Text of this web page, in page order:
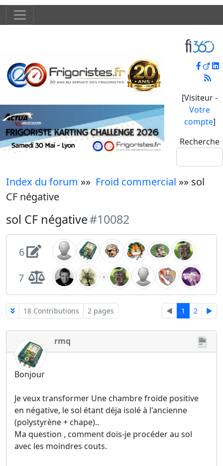
[Visiteur -
Votre
compte]
Recherche
Index du forum »» Froid commercial »» sol
CF négative
sol CF négative#10082
6
7
18 Contributions 2 pages ◄ 1 2 ►
rmq
Bonjour
Je veux transformer Une chambre froide positive
en négative, le sol étant déja isolé à l'ancienne
(polystyrène + chape)..
Ma question , comment dois-je procéder au sol
avec les moindres couts.